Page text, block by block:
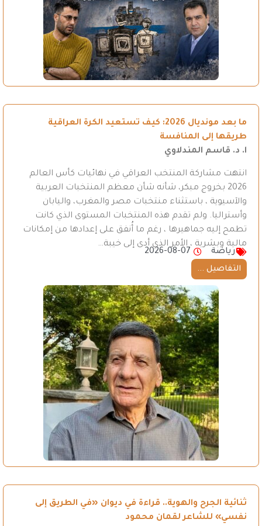
ما بعد مونديال 2026: كيف تستعيد الكرة العراقية
طريقها إلى المنافسة
ا. د. قاسم المندلاوي
انتهت مشاركة المنتخب العراقي في نهائيات كأس العالم
2026 بخروج مبكر، شأنه شأن معظم المنتخبات العربية
والآسيوية ، باستثناء منتخبات مصر والمغرب، واليابان
وأستراليا. ولم تقدم هذه المنتخبات المستوى الذي كانت
تطمح إليه جماهيرها ، رغم ما أُنفق على إعدادها من إمكانات
مالية وبشرية ، الأمر الذي أدى إلى خيبة…
رياضة
2026-08-07
التفاصيل ...
ثنائية الجرح والهوية.. قراءة في ديوان «في الطريق إلى
نفسي» للشاعر لقمان محمود